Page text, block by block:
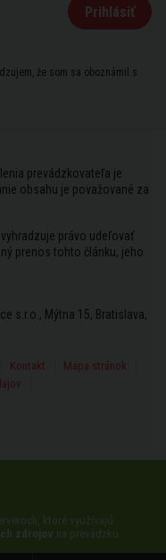
Prihlásiť
že som sa oboznámil s
prevádzkovateľa je
obsahu je považované za
právo udeľovať
prenos tohto článku, jeho
s.r.o., Mýtna 15, Bratislava,
Kontakt
Mapa stránok
ktoré využívajú
zdrojov na prevádzku